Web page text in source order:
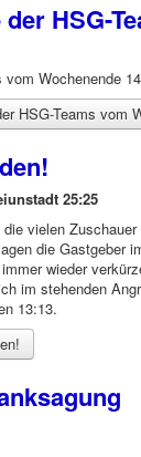
HSG-
Wochenende
HSG-Teams vom
25:25
vielen
die Gastgeber
wieder
im stehenden
13:13.